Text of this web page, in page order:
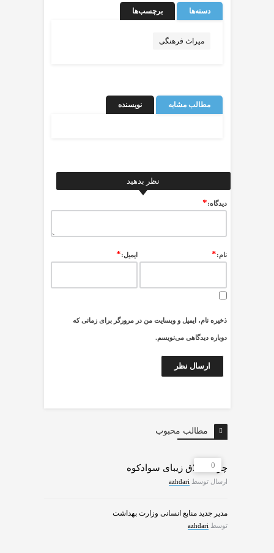
دسته‌ها برچسب‌ها
میراث فرهنگی
مطالب مشابه نویسنده
نظر بدهید
ديدگاه:*
نام:* ایمیل:*
ذخیره نام، ایمیل و وبسایت من در مرورگر برای زمانی که
دوباره دیدگاهی می‌نویسم.
مطالب محبوب
0
چرات ییلاق زیبای سوادکوه
ارسال توسط azhdari
مدیر جدید منابع انسانی وزارت بهداشت
توسط azhdari